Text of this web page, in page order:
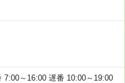
～16:00 遅番 10:00～19:00